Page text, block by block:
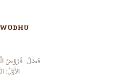
فَصْلٌ : فُرُوْضُ
الأَوَّلُ: